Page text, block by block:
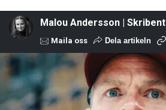
Malou Andersson | Skribent
Maila oss Dela artikeln